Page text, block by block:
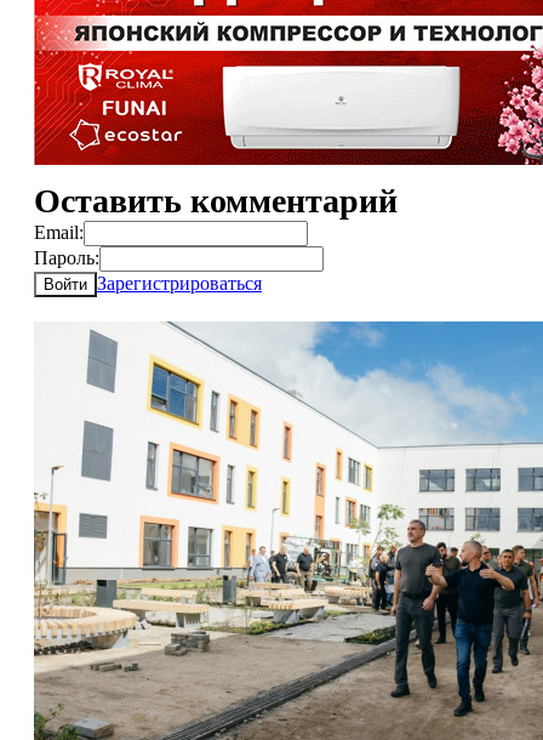
Оставить комментарий
Email:
Пароль:
Войти Зарегистрироваться